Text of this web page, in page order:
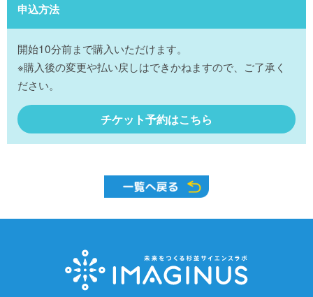
申込方法
開始10分前まで購入いただけます。
※購入後の変更や払い戻しはできかねますので、ご了承く
ださい。
チケット予約はこちら